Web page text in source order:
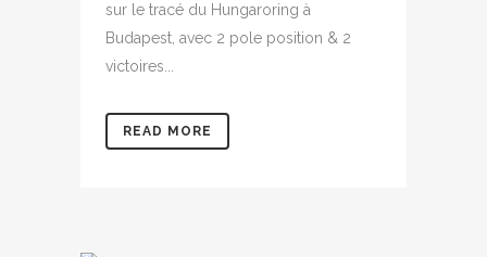
sur le tracé du Hungaroring à
Budapest, avec 2 pole position & 2
victoires...
READ MORE